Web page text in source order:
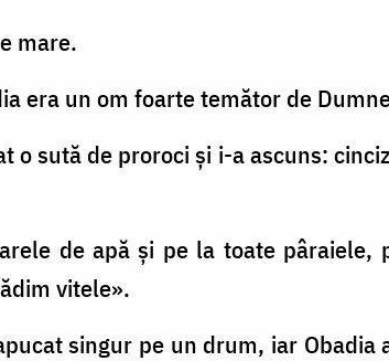
mare.
era un om foarte temător de
o sută de proroci şi i-a ascuns:
de apă şi pe la toate pâraiele,
vitele».
singur pe un drum, iar Obadia